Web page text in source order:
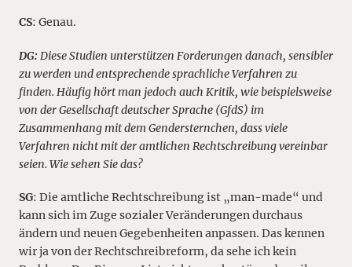
CS: Genau.
DG: Diese Studien unterstützen Forderungen danach, sensibler
zu werden und entsprechende sprachliche Verfahren zu
finden. Häufig hört man jedoch auch Kritik, wie beispielsweise
von der Gesellschaft deutscher Sprache (GfdS) im
Zusammenhang mit dem Gendersternchen, dass viele
Verfahren nicht mit der amtlichen Rechtschreibung vereinbar
seien. Wie sehen Sie das?
SG: Die amtliche Rechtschreibung ist „man-made“ und
kann sich im Zuge sozialer Veränderungen durchaus
ändern und neuen Gegebenheiten anpassen. Das kennen
wir ja von der Rechtschreibreform, da sehe ich kein